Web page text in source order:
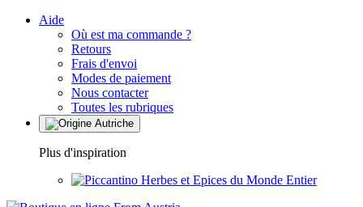
Aide
Où est ma commande ?
Retours
Frais d'envoi
Modes de paiement
Nous contacter
Toutes les rubriques
Plus d'inspiration
Herbes et Epices du Monde Entier